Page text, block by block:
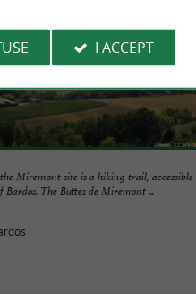
Miremont site is a hiking trail, accessible
The Buttes de Miremont ...
I ACCEPT